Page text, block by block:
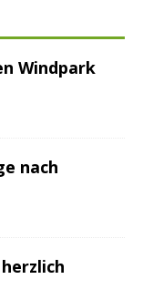
Windpark
nach